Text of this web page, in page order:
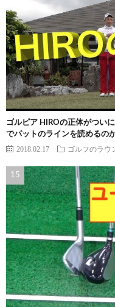
ゴルピア HIROの正体がつい
でパットのラインを読めるの
2018.02.17 ゴルフのラウ